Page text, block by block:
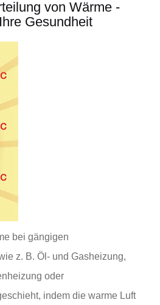
von Wärme -
Gesundheit
bei gängigen
z. B. Öl- und Gasheizung,
oder
indem die warme Luft